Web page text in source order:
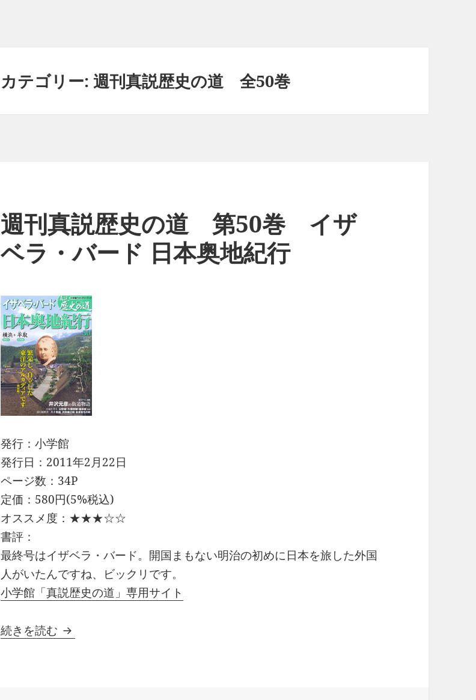
カテゴリー:週刊真説歴史の道 全50巻
週刊真説歴史の道 第50巻 イザ
ベラ・バード 日本奥地紀行
発行：小学館
発行日：2011年2月22日
ページ数：34P
定価：580円(5%税込)
オススメ度：★★★☆☆
書評：
最終号はイザベラ・バード。開国まもない明治の初めに日本を旅した外国
人がいたんですね、ビックリです。
小学館「真説歴史の道」専用サイト
続きを読む 週刊真説歴史の道 第50巻 イザベラ・バード 日本奥地紀行